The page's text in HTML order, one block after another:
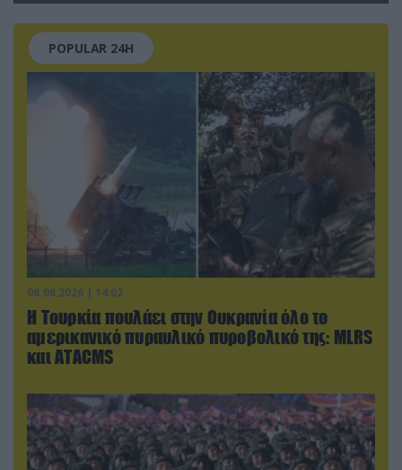
POPULAR 24H
08.08.2026 | 14:02
Η Τουρκία πουλάει στην Ουκρανία όλο το
αμερικανικό πυραυλικό πυροβολικό της: MLRS
και ΑΤΑCMS